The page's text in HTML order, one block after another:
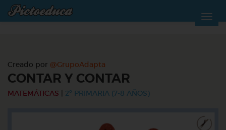
Creado por @GrupoAdapta
CONTAR Y CONTAR
MATEMÁTICAS 2º PRIMARIA (7-8 AÑOS)